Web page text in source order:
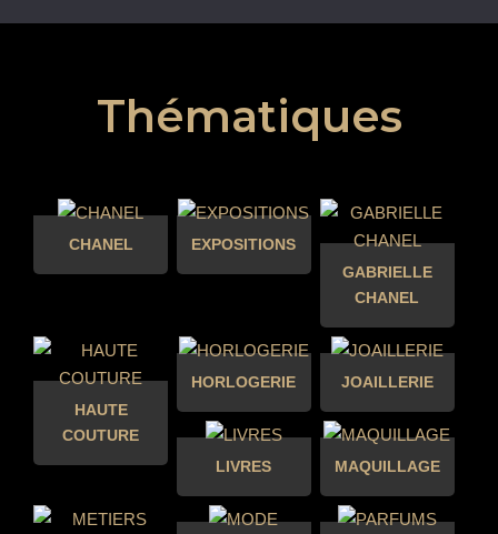
Thématiques
CHANEL
EXPOSITIONS
GABRIELLE
CHANEL
HAUTE
COUTURE
HORLOGERIE JOAILLERIE
LIVRES MAQUILLAGE